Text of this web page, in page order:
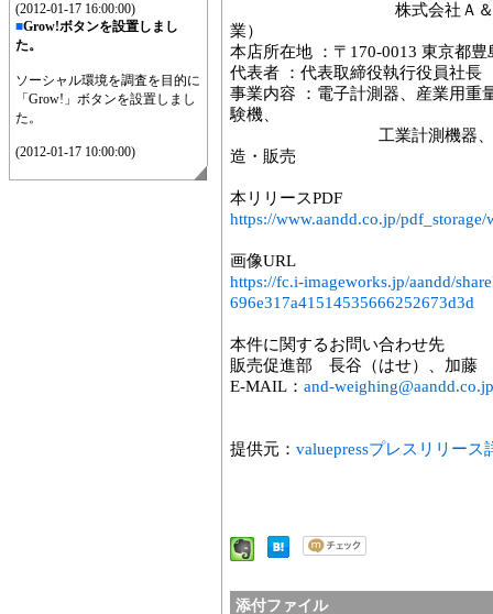
(2012-01-17 16:00:00)
■Grow!ボタンを設置しまし
た。
ソーシャル環境を調査を目的に
「Grow!」ボタンを設置しまし
た。
(2012-01-17 10:00:00)
株式会社Ａ＆Ｄホロン
業）
本店所在地 ：〒170-0013 東京都
代表者 ：代表取締役執行役員社
事業内容 ：電子計測器、産業用重
験機、
工業計測機器、その他
造・販売
本リリースPDF
https://www.aandd.co.jp/
画像URL
https://fc.i-imageworks.jp/aandd/
696e317a41514535666252673d3d
本件に関するお問い合わせ先
販売促進部 長谷（はせ）、加藤
E-MAIL： and-weighing@aandd.co.jp
提供元： valuepressプレスリリース
添付ファイル